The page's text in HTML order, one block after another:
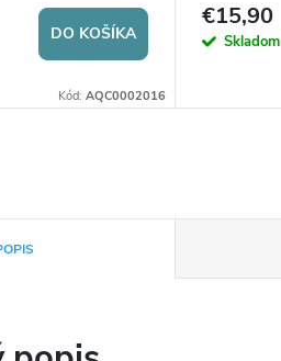
DO KOŠÍKA
Kód: AQC0002016
€15,90
Skladom